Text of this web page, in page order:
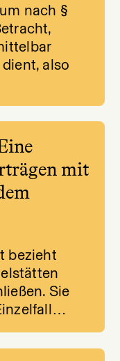
nach §
also
mit
bezieht
Sie